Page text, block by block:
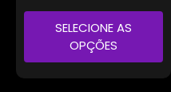
SELECIONE AS
OPÇÕES